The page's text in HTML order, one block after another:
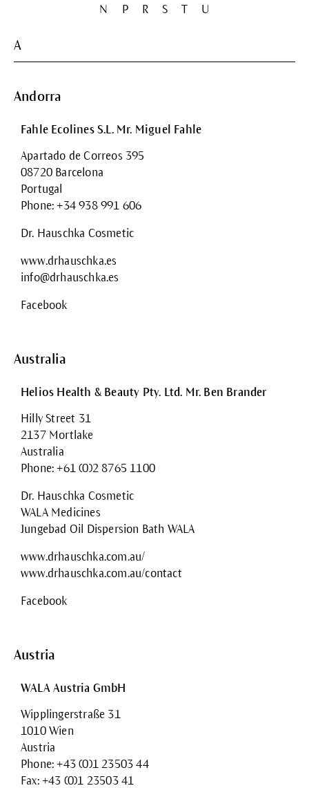
N P R S T U
A
Andorra
Fahle Ecolines S.L. Mr. Miguel Fahle
Apartado de Correos 395
08720 Barcelona
Portugal
Phone: +34 938 991 606
Dr. Hauschka Cosmetic
www.drhauschka.es
info@drhauschka.es
Facebook
Australia
Helios Health & Beauty Pty. Ltd. Mr. Ben Brander
Hilly Street 31
2137 Mortlake
Australia
Phone: +61 (0)2 8765 1100
Dr. Hauschka Cosmetic
WALA Medicines
Jungebad Oil Dispersion Bath WALA
www.drhauschka.com.au/
www.drhauschka.com.au/contact
Facebook
Austria
WALA Austria GmbH
Wipplingerstraße 31
1010 Wien
Austria
Phone: +43 (0)1 23503 44
Fax: +43 (0)1 23503 41